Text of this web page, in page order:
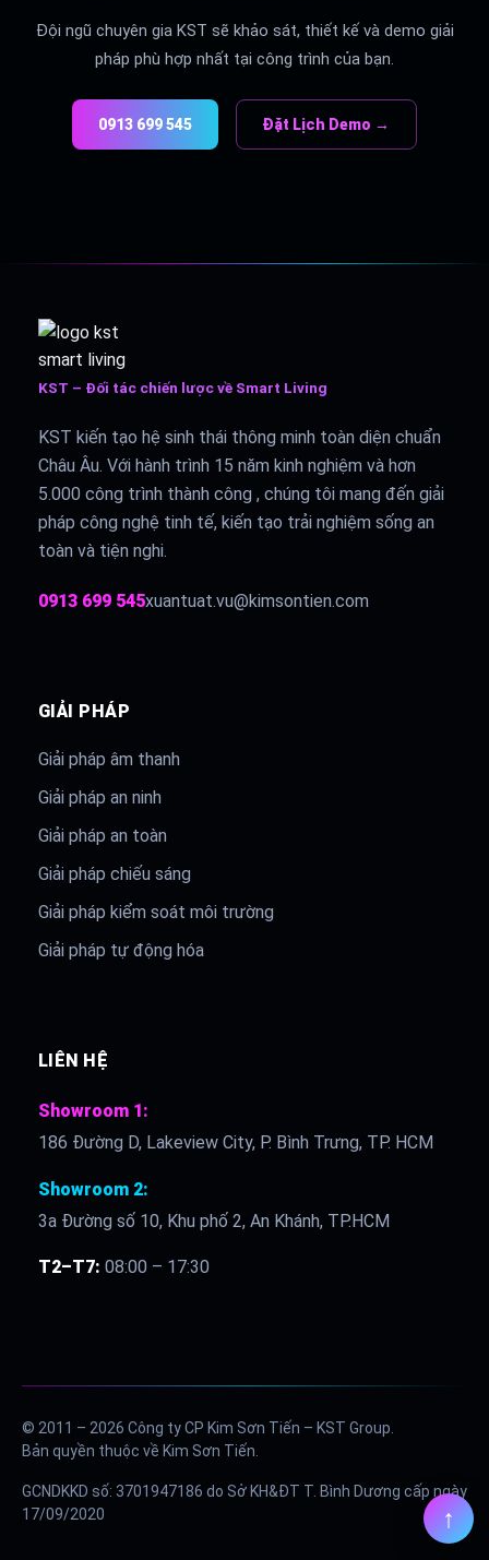
Đội ngũ chuyên gia KST sẽ khảo sát, thiết kế và demo giải
pháp phù hợp nhất tại công trình của bạn.
0913 699 545 Đặt Lịch Demo →
KST – Đối tác chiến lược về Smart Living
KST kiến tạo hệ sinh thái thông minh toàn diện chuẩn
Châu Âu. Với hành trình 15 năm kinh nghiệm và hơn
5.000 công trình thành công , chúng tôi mang đến giải
pháp công nghệ tinh tế, kiến tạo trải nghiệm sống an
toàn và tiện nghi.
0913 699 545xuantuat.vu@kimsontien.com
GIẢI PHÁP
Giải pháp âm thanh
Giải pháp an ninh
Giải pháp an toàn
Giải pháp chiếu sáng
Giải pháp kiểm soát môi trường
Giải pháp tự động hóa
LIÊN HỆ
Showroom 1:
186 Đường D, Lakeview City, P. Bình Trưng, TP. HCM
Showroom 2:
3a Đường số 10, Khu phố 2, An Khánh, TP.HCM
T2–T7: 08:00 – 17:30
© 2011 – 2026 Công ty CP Kim Sơn Tiến – KST Group.
Bản quyền thuộc về Kim Sơn Tiến.
GCNDKKD số: 3701947186 do Sở KH&ĐT T. Bình Dương cấp ngày
17/09/2020